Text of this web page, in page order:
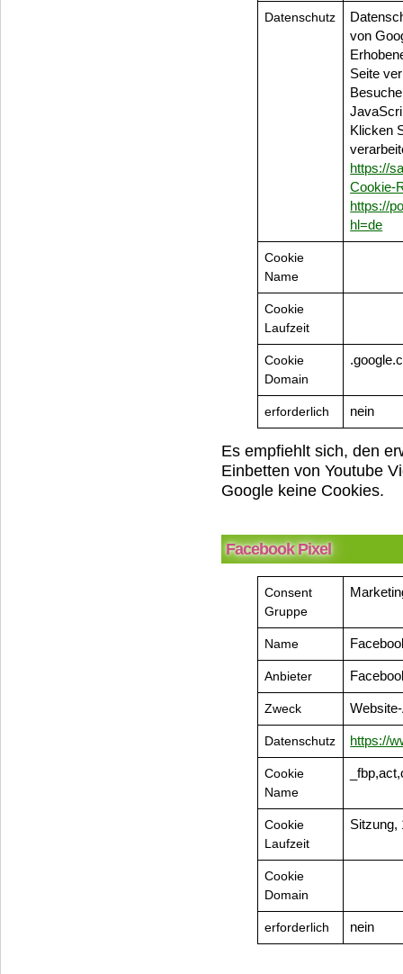
Datenschutz
von
Seite
Klicken
https://
Cookie-
https://
hl=de
Cookie
Name
Cookie
Laufzeit
Cookie
Domain
erforderlich nein
Es empfiehlt sich, den
Einbetten von Youtube
Google keine Cookies.
Facebook Pixel
Consent
Gruppe
Name
Anbieter
Zweck
Datenschutz https://
Cookie
Name
Cookie
Laufzeit
Sitzung,
Cookie
Domain
erforderlich nein